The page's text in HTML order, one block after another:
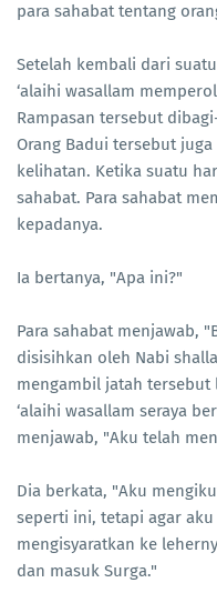
para sahabat tentang
Setelah kembali dari
‘alaihi wasallam
Rampasan tersebut
Orang Badui tersebut
kelihatan. Ketika suatu
sahabat. Para sahabat
kepadanya.
Ia bertanya, "Apa ini?"
Para sahabat menjawab,
disisihkan oleh Nabi
mengambil jatah
‘alaihi wasallam seraya
menjawab, "Aku telah
Dia berkata, "Aku
seperti ini, tetapi agar
mengisyaratkan ke
dan masuk Surga."